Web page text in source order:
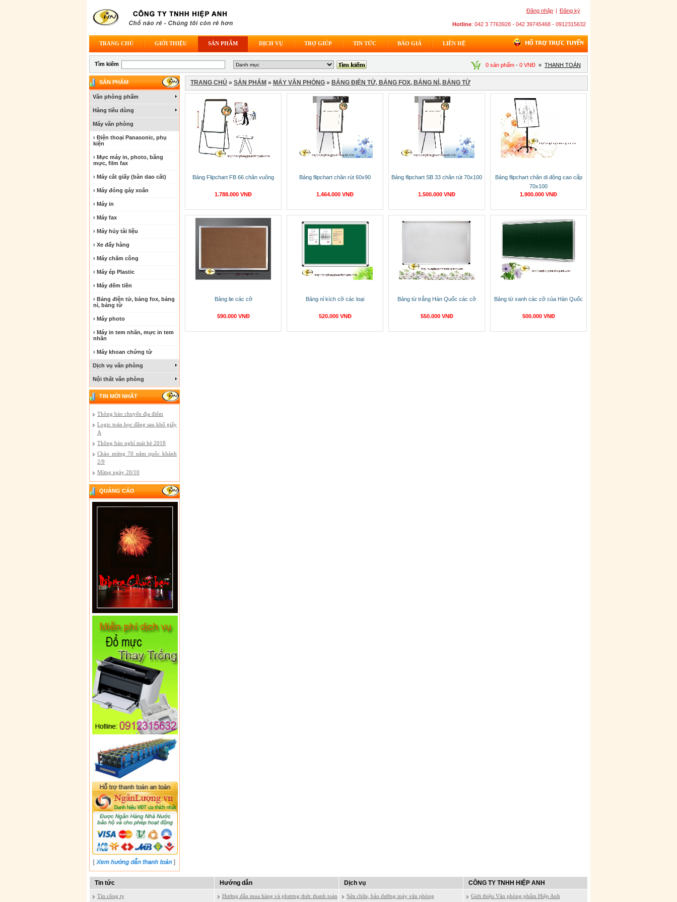
Đăng nhập | Đăng ký
Hotline: 042 3 7763928 - 042 39745468 - 0912315632
TRANG CHỦ GIỚI THIỆU SẢN PHẨM DỊCH VỤ TRỢ GIÚP TIN TỨC BÁO GIÁ LIÊN HỆ
0 sản phẩm - 0 VNĐ » THANH TOÁN
Tìm kiếm
SẢN PHẨM
Văn phòng phẩm
Hàng tiêu dùng
Máy văn phòng
› Điện thoại Panasonic, phụ
kiện
› Mực máy in, photo, băng
mực, film fax
› Máy cắt giấy (bàn dao cắt)
› Máy đóng gáy xoắn
› Máy in
› Máy fax
› Máy hủy tài liệu
› Xe đẩy hàng
› Máy chấm công
› Máy ép Plastic
› Máy đếm tiền
› Bảng điện tử, bảng fox, bảng
nỉ, bảng từ
› Máy photo
› Máy in tem nhãn, mực in tem
nhãn
› Máy khoan chứng từ
Dịch vụ văn phòng
Nội thất văn phòng
TIN MỚI NHẤT
Thông báo chuyển địa điểm
Logic toán học đằng sau khổ giấy
A
Thông báo nghỉ mát hè 2018
Chào mừng 70 năm quốc khánh
2/9
Mừng ngày 20/10
QUẢNG CÁO
TRANG CHỦ » SẢN PHẨM » MÁY VĂN PHÒNG » BẢNG ĐIỆN TỬ, BẢNG FOX, BẢNG NỈ, BẢNG TỪ
Bảng Flipchart FB 66 chân vuông
1.788.000 VNĐ
Bảng flipchart chân rút 60x90
1.464.000 VNĐ
Bảng flipchart SB 33 chân rút 70x100
1.500.000 VNĐ
Bảng flipchart chân di động cao cấp
70x100
1.900.000 VNĐ
Bảng lie các cỡ
590.000 VNĐ
Bảng nỉ kích cỡ các loại
520.000 VNĐ
Bảng từ trắng Hàn Quốc các cỡ
550.000 VNĐ
Bảng từ xanh các cỡ của Hàn Quốc
500.000 VNĐ
Tin tức Hướng dẫn Dịch vụ CÔNG TY TNHH HIỆP ANH
Tin công ty Hướng dẫn mua hàng và phương thức thanh toán Sửa chữa, bảo dưỡng máy văn phòng Giới thiệu Văn phòng phẩm Hiệp Anh